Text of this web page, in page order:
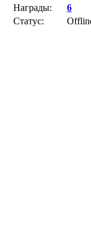
Награды:
6
Статус: